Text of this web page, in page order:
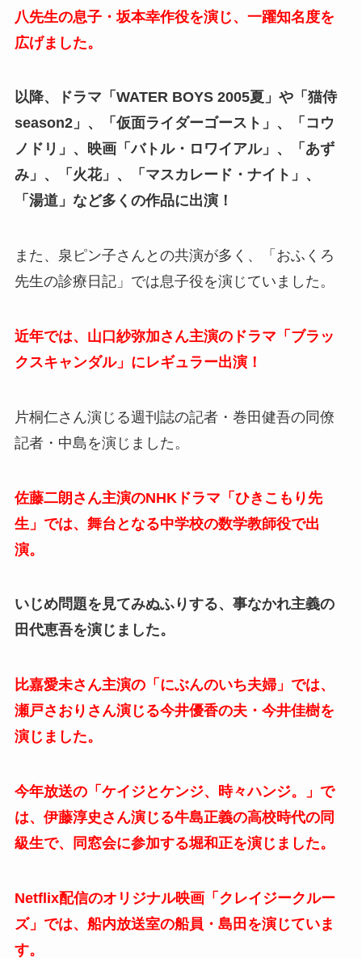
八先生の息子・坂本幸作役を演じ、一躍知名度を
広げました。
以降、ドラマ「WATER BOYS 2005夏」や「猫侍
season2」、「仮面ライダーゴースト」、「コウ
ノドリ」、映画「バトル・ロワイアル」、「あず
み」、「火花」、「マスカレード・ナイト」、
「湯道」など多くの作品に出演！
また、泉ピン子さんとの共演が多く、「おふくろ
先生の診療日記」では息子役を演じていました。
近年では、山口紗弥加さん主演のドラマ「ブラッ
クスキャンダル」にレギュラー出演！
片桐仁さん演じる週刊誌の記者・ 巻田健吾の同僚
記者・中島を演じました。
佐藤二朗さん主演のNHKドラマ「ひきこもり先
生」では、舞台となる中学校の数学教師役で出
演。
いじめ問題を見てみぬふりする、事なかれ主義の
田代恵吾を演じました。
比嘉愛未さん主演の「にぶんのいち夫婦」では、
瀬戸さおりさん演じる今井優香の夫・今井佳樹を
演じました。
今年放送の「ケイジとケンジ、時々ハンジ。」で
は、伊藤淳史さん演じる牛島正義の高校時代の同
級生で、同窓会に参加する堀和正を演じました。
Netflix配信のオリジナル映画「クレイジークルー
ズ」では、船内放送室の船員・島田を演じていま
す。